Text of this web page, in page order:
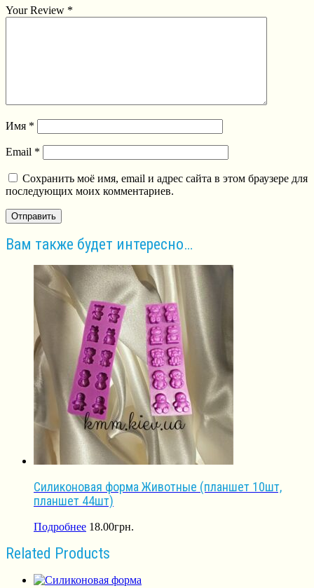
Your Review *
Имя *
Email *
Сохранить моё имя, email и адрес сайта в этом браузере для
последующих моих комментариев.
Вам также будет интересно…
Силиконовая форма Животные (планшет 10шт,
планшет 44шт)
Подробнее 18.00грн.
Related Products